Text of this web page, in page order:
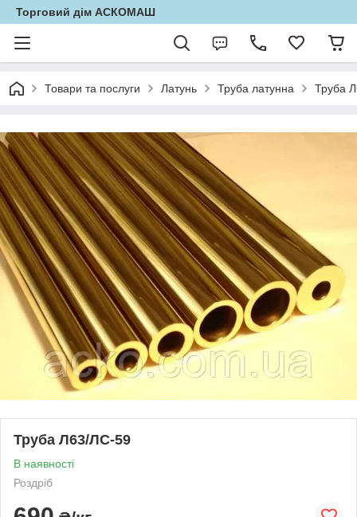
Торговий дім АСКОМАШ
Товари та послуги Латунь Труба латунна Труба
Труба Л63/ЛС-59
В наявності
Роздріб